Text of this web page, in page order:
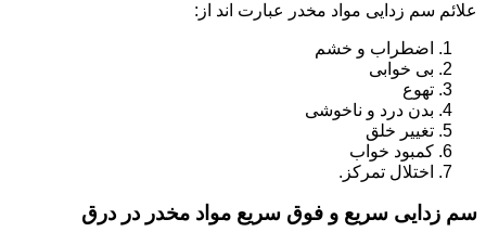
علائم سم زدایی مواد مخدر عبارت اند از:
اضطراب و خشم
بی خوابی
تهوع
بدن درد و ناخوشی
تغییر خلق
کمبود خواب
اختلال تمرکز.
سم زدایی سریع و فوق سریع مواد مخدر در درق